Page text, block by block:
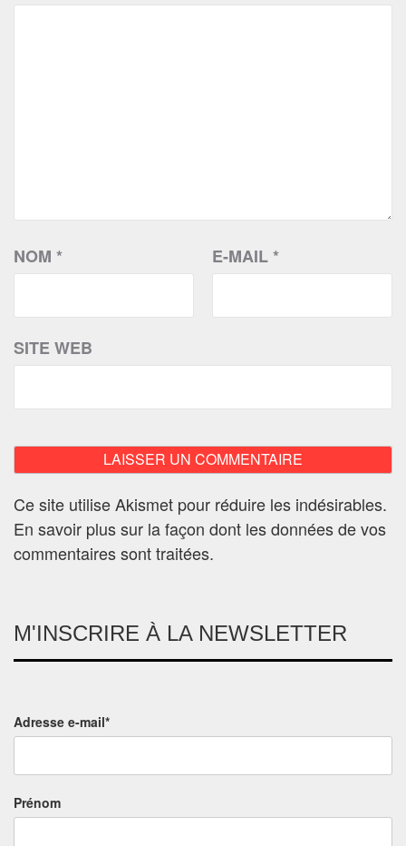
NOM * E-MAIL*
SITE WEB
Ce site utilise Akismet pour réduire les indésirables.
En savoir plus sur la façon dont les données de vos
commentaires sont traitées.
M'INSCRIRE À LA NEWSLETTER
Adresse e-mail*
Prénom